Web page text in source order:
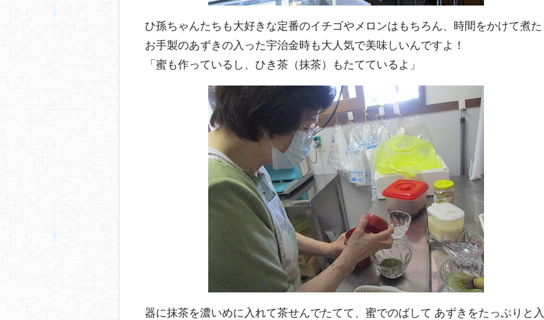
ひ孫ちゃんたちも大好きな定番のイチゴやメロンはもちろん、時間をかけて煮た
お手製のあずきの入った宇治金時も大人気で美味しいんですよ！
「蜜も作っているし、ひき茶（抹茶）もたてているよ」
器に抹茶を濃いめに入れて茶せんでたてて、蜜でのばして あずきをたっぷりと入